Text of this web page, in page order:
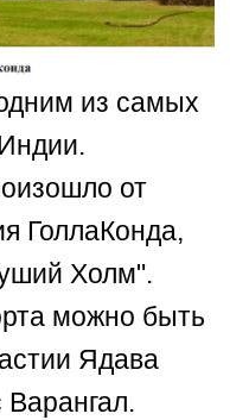
из самых
от
ГоллаКонда,
Холм".
можно быть
Ядава
Варангал.